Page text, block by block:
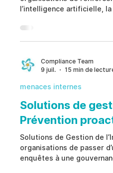
l’intelligence artificielle,
unifié. Plutôt que de
survenue d’incidents,
capital humain, à
automatiser la
Compliance Team
9 juil.
15 min de
menaces internes
Solutions de
Prévention
Solutions de Gestion de
organisations de passer
enquêtes à une